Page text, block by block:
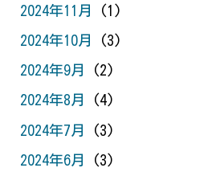
2024年11月 (1)
2024年10月 (3)
2024年9月 (2)
2024年8月 (4)
2024年7月 (3)
2024年6月 (3)